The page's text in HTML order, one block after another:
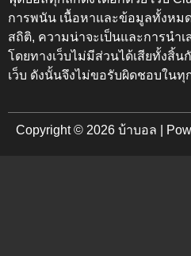
การพนัน เนื้อหาและข้อมูลทั้งหมด
สถิติ, ความน่าจะเป็นและการนำ
โดยทางเว็บไม่มีส่วนได้เสียทั้ง
เว็บ ดังนั้นจึงไม่ขอรับผิดชอบใน
Copyright © 2026 บ้าบอล |